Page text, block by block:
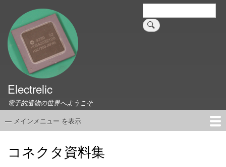
検
索
Electrelic
電子的遺物の世界へようこそ
メ
— メインメニュー を表示
このサイトについて
コネクタ資料集